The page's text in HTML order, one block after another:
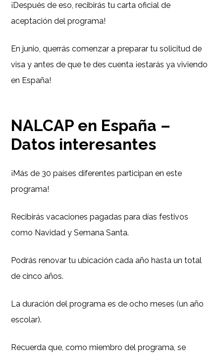
¡Después de eso, recibirás tu carta oficial de
aceptación del programa!
En junio, querrás comenzar a preparar tu solicitud de
visa y antes de que te des cuenta ¡estarás ya viviendo
en España!
NALCAP en España –
Datos interesantes
¡Más de 30 países diferentes participan en este
programa!
Recibirás vacaciones pagadas para días festivos
como Navidad y Semana Santa.
Podrás renovar tu ubicación cada año hasta un total
de cinco años.
La duración del programa es de ocho meses (un año
escolar).
Recuerda que, como miembro del programa, se